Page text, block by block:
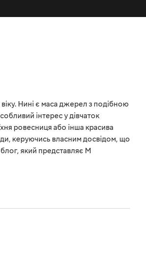
Нині є маса джерел з подібною
інтерес у дівчаток
ровесниця або інша красива
керуючись власним досвідом, що
який представляє М